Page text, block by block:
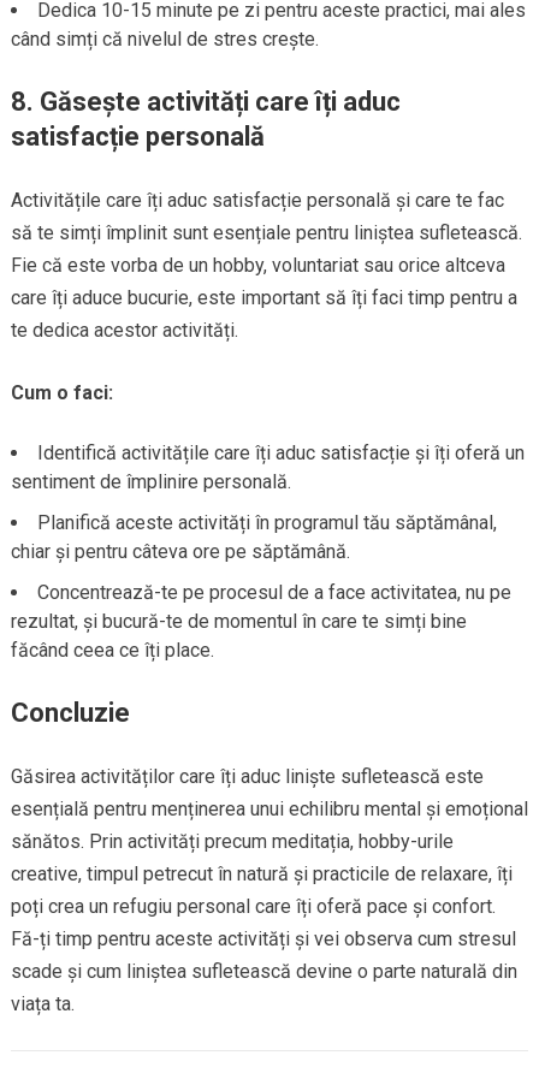
Dedica 10-15 minute pe zi pentru aceste practici, mai ales
când simți că nivelul de stres crește.
8. Găsește activități care îți aduc
satisfacție personală
Activitățile care îți aduc satisfacție personală și care te fac
să te simți împlinit sunt esențiale pentru liniștea sufletească.
Fie că este vorba de un hobby, voluntariat sau orice altceva
care îți aduce bucurie, este important să îți faci timp pentru a
te dedica acestor activități.
Cum o faci:
Identifică activitățile care îți aduc satisfacție și îți oferă un
sentiment de împlinire personală.
Planifică aceste activități în programul tău săptămânal,
chiar și pentru câteva ore pe săptămână.
Concentrează-te pe procesul de a face activitatea, nu pe
rezultat, și bucură-te de momentul în care te simți bine
făcând ceea ce îți place.
Concluzie
Găsirea activităților care îți aduc liniște sufletească este
esențială pentru menținerea unui echilibru mental și emoțional
sănătos. Prin activități precum meditația, hobby-urile
creative, timpul petrecut în natură și practicile de relaxare, îți
poți crea un refugiu personal care îți oferă pace și confort.
Fă-ți timp pentru aceste activități și vei observa cum stresul
scade și cum liniștea sufletească devine o parte naturală din
viața ta.